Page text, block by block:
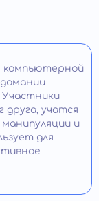
компьютерной
Участники
учатся
и
для